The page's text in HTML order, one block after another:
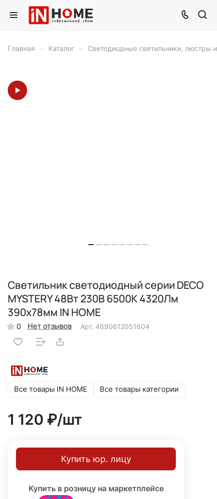
Главная – Каталог – Светодиодные светильники, люстры
Светильник светодиодный серии DECO
MYSTERY 48Вт 230В 6500К 4320Лм
390х78мм IN HOME
0 Нет отзывов Арт. 4690612051604
Все товары IN HOME Все товары категории
1 120 ₽/шт
Купить юр. лицу
Купить в розницу на маркетплейсе